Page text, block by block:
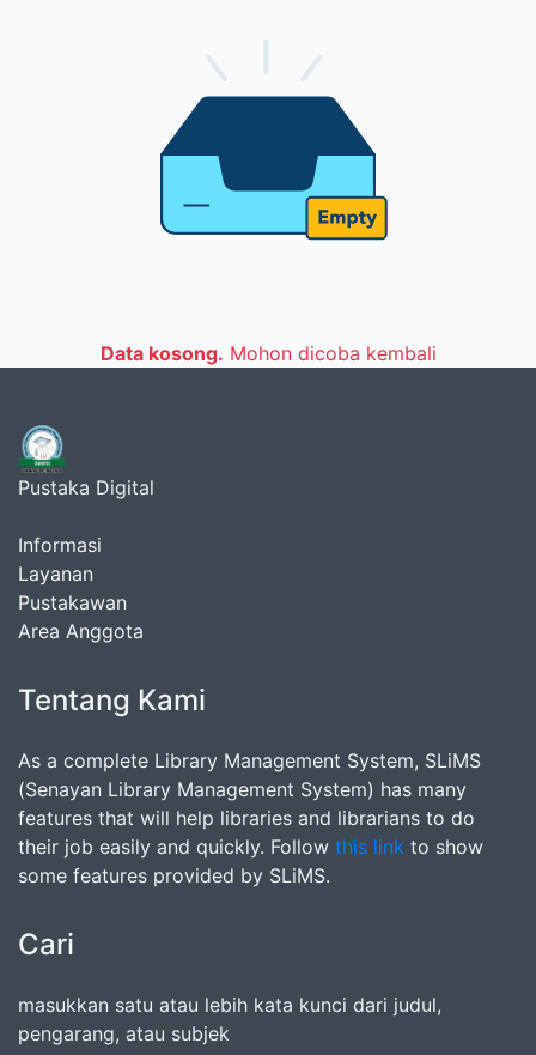
Data kosong. Mohon dicoba kembali
Pustaka Digital
Informasi
Layanan
Pustakawan
Area Anggota
Tentang Kami
As a complete Library Management System, SLiMS
(Senayan Library Management System) has many
features that will help libraries and librarians to do
their job easily and quickly. Follow this link to show
some features provided by SLiMS.
Cari
masukkan satu atau lebih kata kunci dari judul,
pengarang, atau subjek